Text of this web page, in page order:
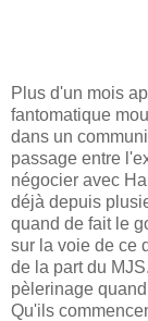
Plus d'un mois
fantomatique
dans un
passage entre
négocier avec
déjà depuis
quand de fait le
sur la voie de ce
de la part du
pèlerinage
Qu'ils